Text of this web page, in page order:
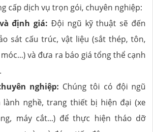
cấp dịch vụ trọn gói, chuyên nghiệp:
định giá: Đội ngũ kỹ thuật sẽ đến
sát cấu trúc, vật liệu (sắt thép, tôn,
và đưa ra báo giá tổng thể cạnh
nghiệp: Chúng tôi có đội ngũ
lành nghề, trang thiết bị hiện đại (xe
máy cắt...) để thực hiện tháo dỡ